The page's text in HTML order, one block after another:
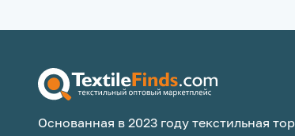
Основанная в 2023 году текстильная